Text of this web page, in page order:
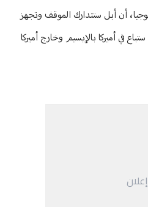
أن أبل ستتدارك الموقف وتجهز
حيث ستباع في أميركا بالإيسيم وخارج أميركا
إعلان